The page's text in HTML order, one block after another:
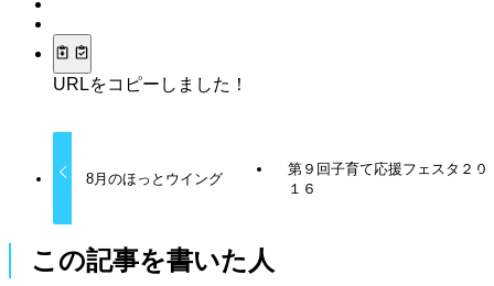
URLをコピーしました！
8月のほっとウイング
第９回子育て応援フェスタ２０
１６
この記事を書いた人